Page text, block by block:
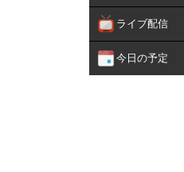
ライブ配信
今日の予定